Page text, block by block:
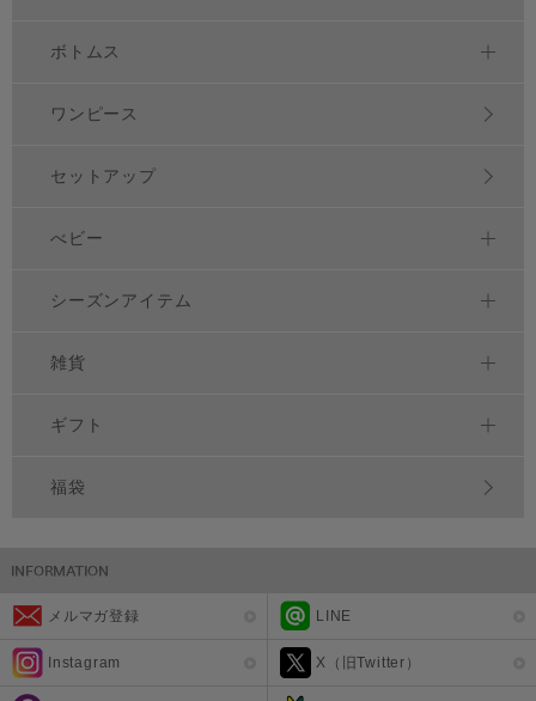
ボトムス
ワンピース
セットアップ
べビー
シーズンアイテム
雑貨
ギフト
福袋
メルマガ登録 LINE
Instagram X（旧Twitter）